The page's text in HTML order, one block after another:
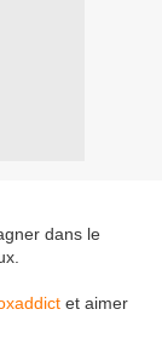
dans le
et aimer